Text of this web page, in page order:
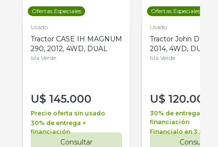
Ofertas Especiales
Usado
Tractor CASE IH MAGNUM
290, 2012, 4WD, DUAL
Isla Verde
U$ 145.000
Precio oferta sin usado
30% de entrega +
financiación
Consultar
Ofertas Especiales
Usado
Tractor John Deere
2014, 4WD, DUAL
Isla Verde
U$ 120.000
30% de entrega +
financiación
Financialo en 3 años
Consultar